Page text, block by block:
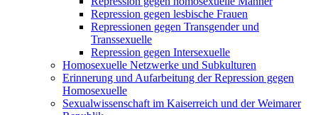
Repression gegen lesbische Frauen
Repressionen gegen Transgender und
Transsexuelle
Repression gegen Intersexuelle
Homosexuelle Netzwerke und Subkulturen
Erinnerung und Aufarbeitung der Repression gegen
Homosexuelle
Sexualwissenschaft im Kaiserreich und der Weimarer